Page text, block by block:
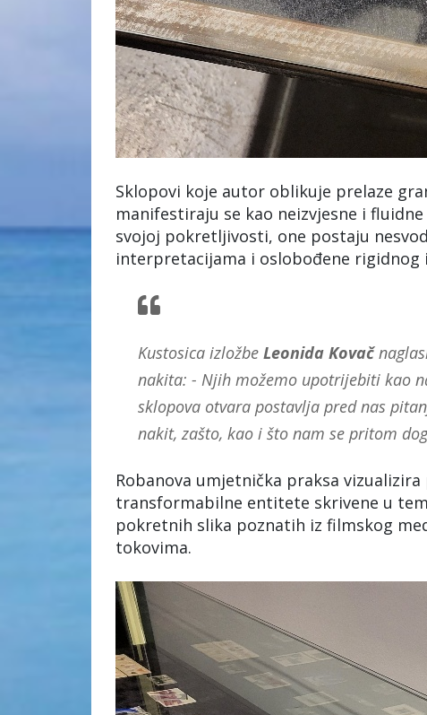
Sklopovi koje autor oblikuje prelaze
manifestiraju se kao neizvjesne i
svojoj pokretljivosti, one postaju
interpretacijama i oslobođene rigidnog
Kustosica izložbe Leonida Kovač
nakita: - Njih možemo upotrijebiti kao
sklopova otvara postavlja pred nas
nakit, zašto, kao i što nam se pritom
Robanova umjetnička praksa
transformabilne entitete skrivene u
pokretnih slika poznatih iz filmskog
tokovima.